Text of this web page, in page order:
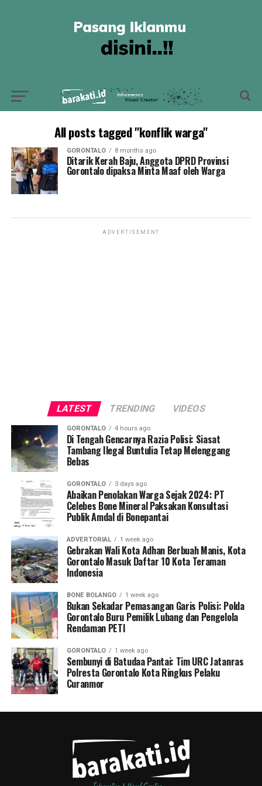
All posts tagged "konflik warga"
GORONTALO 8 months ago
Ditarik Kerah Baju, Anggota DPRD Provinsi
Gorontalo dipaksa Minta Maaf oleh Warga
ADVERTISEMENT
LATEST TRENDING VIDEOS
GORONTALO 4 hours ago
Di Tengah Gencarnya Razia Polisi: Siasat
Tambang Ilegal Buntulia Tetap Melenggang
Bebas
GORONTALO 3 days ago
Abaikan Penolakan Warga Sejak 2024: PT
Celebes Bone Mineral Paksakan Konsultasi
Publik Amdal di Bonepantai
ADVERTORIAL 1 week ago
Gebrakan Wali Kota Adhan Berbuah Manis, Kota
Gorontalo Masuk Daftar 10 Kota Teraman
Indonesia
BONE BOLANGO 1 week ago
Bukan Sekadar Pemasangan Garis Polisi: Polda
Gorontalo Buru Pemilik Lubang dan Pengelola
Rendaman PETI
GORONTALO 1 week ago
Sembunyi di Batudaa Pantai: Tim URC Jatanras
Polresta Gorontalo Kota Ringkus Pelaku
Curanmor